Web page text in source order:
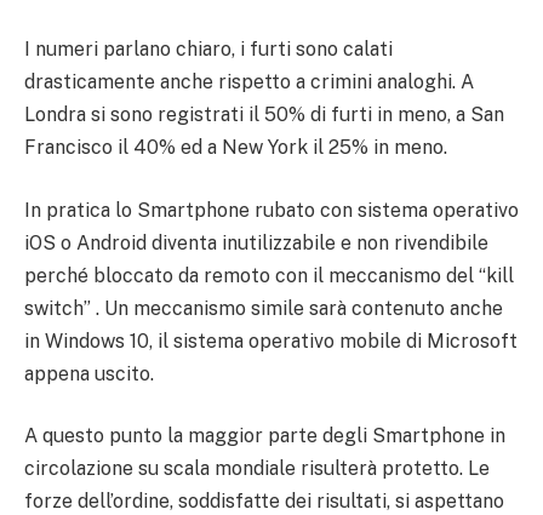
I numeri parlano chiaro, i furti sono calati
drasticamente anche rispetto a crimini analoghi. A
Londra si sono registrati il 50% di furti in meno, a San
Francisco il 40% ed a New York il 25% in meno.
In pratica lo Smartphone rubato con sistema operativo
iOS o Android diventa inutilizzabile e non rivendibile
perché bloccato da remoto con il meccanismo del “kill
switch” . Un meccanismo simile sarà contenuto anche
in Windows 10, il sistema operativo mobile di Microsoft
appena uscito.
A questo punto la maggior parte degli Smartphone in
circolazione su scala mondiale risulterà protetto. Le
forze dell’ordine, soddisfatte dei risultati, si aspettano